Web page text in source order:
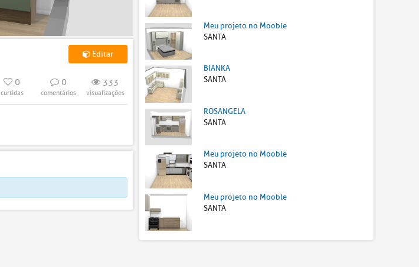
Editar
0
curtidas
0
comentários
333
visualizações
Meu projeto no Mooble
SANTA
BIANKA
SANTA
ROSANGELA
SANTA
Meu projeto no Mooble
SANTA
Meu projeto no Mooble
SANTA